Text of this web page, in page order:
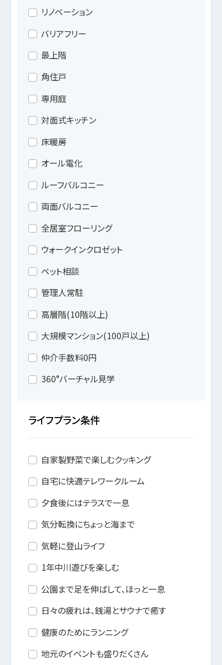
リノベーション
バリアフリー
最上階
角住戸
専用庭
対面式キッチン
床暖房
オール電化
ルーフバルコニー
両面バルコニー
全居室フローリング
ウォークインクロゼット
ペット相談
管理人常駐
高層階(10階以上)
大規模マンション(100戸以上)
仲介手数料0円
360°バーチャル見学
ライフプラン条件
自家製野菜で楽しむクッキング
自宅に快適テレワークルーム
夕食後にはテラスで一息
気分転換にちょっと海まで
気軽に登山ライフ
1年中川遊びを楽しむ
公園まで足を伸ばして、ほっと一息
日々の疲れは、銭湯とサウナで癒す
健康のためにランニング
地元のイベントも盛りだくさん